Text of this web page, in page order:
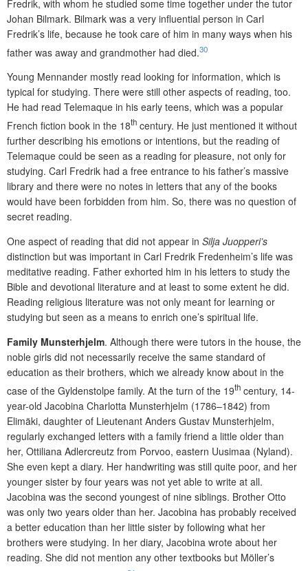
Fredrik, with whom he studied some time together under the tutor
Johan Bilmark. Bilmark was a very influential person in Carl
Fredrik’s life, because he took care of him in many ways when his
father was away and grandmother had died.30
Young Mennander mostly read looking for information, which is
typical for studying. There were still other aspects of reading, too.
He had read Telemaque in his early teens, which was a popular
French fiction book in the 18th century. He just mentioned it without
further describing his emotions or intentions, but the reading of
Telemaque could be seen as a reading for pleasure, not only for
studying. Carl Fredrik had a free entrance to his father’s massive
library and there were no notes in letters that any of the books
would have been forbidden from him. So, there was no question of
secret reading.
One aspect of reading that did not appear in Silja Juopperi’s
distinction but was important in Carl Fredrik Fredenheim’s life was
meditative reading. Father exhorted him in his letters to study the
Bible and devotional literature and at least to some extent he did.
Reading religious literature was not only meant for learning or
studying but seen as a means to enrich one’s spiritual life.
Family Munsterhjelm. Although there were tutors in the house, the
noble girls did not necessarily receive the same standard of
education as their brothers, which we already know about in the
case of the Gyldenstolpe family. At the turn of the 19th century, 14-
year-old Jacobina Charlotta Munsterhjelm (1786–1842) from
Elimäki, daughter of Lieutenant Anders Gustav Munsterhjelm,
regularly exchanged letters with a family friend a little older than
her, Ottiliana Adlercreutz from Porvoo, eastern Uusimaa (Nyland).
She even kept a diary. Her handwriting was still quite poor, and her
younger sister by four years was not yet able to write at all.
Jacobina was the second youngest of nine siblings. Brother Otto
was only two years older than her. Jacobina has probably received
a better education than her little sister by following what her
brothers were studying. In her diary, Jacobina wrote about her
reading. She did not mention any other textbooks but Möller’s